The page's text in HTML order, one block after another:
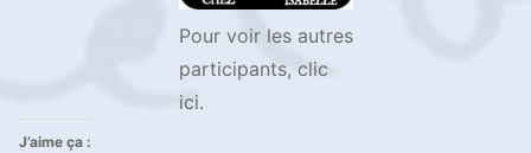
Pour voir les autres
participants, clic
ici.
J’aime ça :